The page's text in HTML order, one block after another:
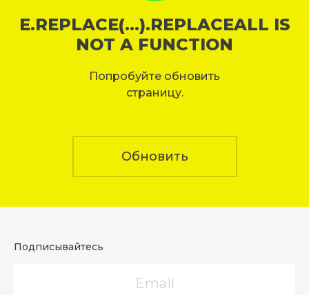
E.REPLACE(...).REPLACEALL IS
NOT A FUNCTION
Попробуйте обновить
страницу.
Обновить
Подписывайтесь